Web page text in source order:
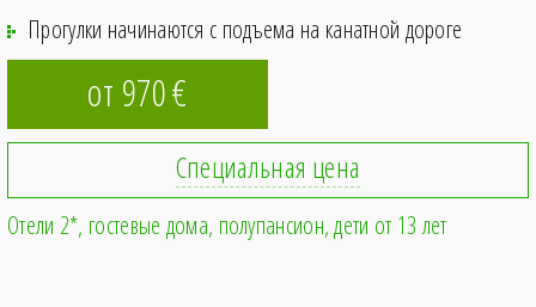
Прогулки начинаются с подъема на канатной дороге
от 970€
Специальная цена
Отели 2*, гостевые дома полупансион дети от 13 лет